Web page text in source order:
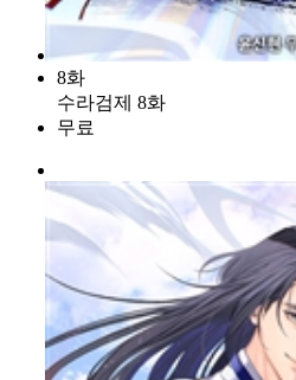
8화
수라검제 8화
무료